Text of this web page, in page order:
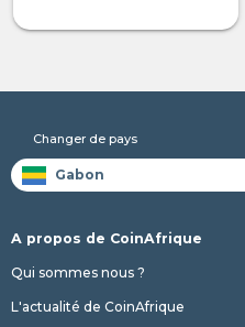
Changer de pays
A propos de CoinAfrique
Qui sommes nous ?
L'actualité de CoinAfrique